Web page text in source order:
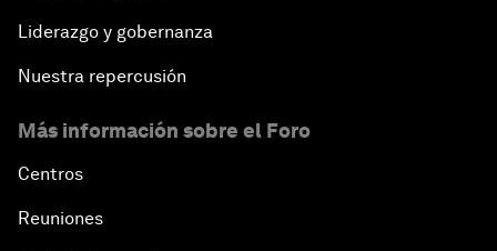
Liderazgo y gobernanza
Nuestra repercusión
Más información sobre el Foro
Centros
Reuniones